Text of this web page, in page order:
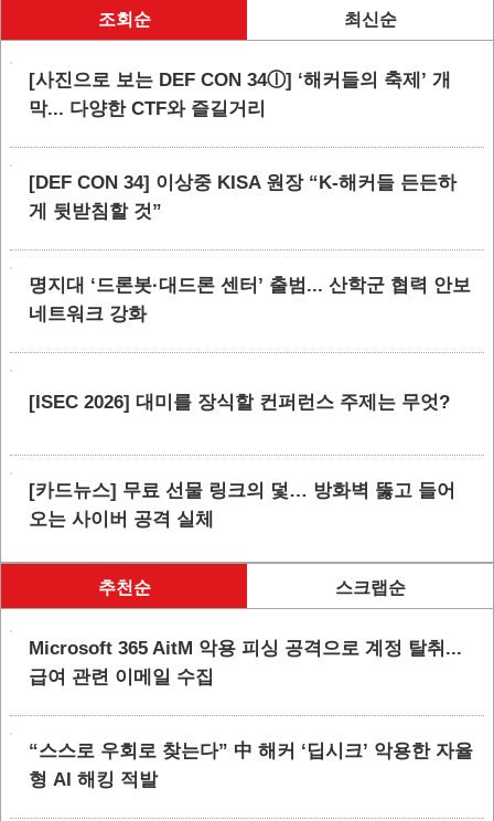
조회순 최신순
[사진으로 보는 DEF CON 34ⓛ] ‘해커들의 축제’ 개
막... 다양한 CTF와 즐길거리
[DEF CON 34] 이상중 KISA 원장 “K-해커들 든든하
게 뒷받침할 것”
명지대 ‘드론봇·대드론 센터’ 출범... 산학군 협력 안보
네트워크 강화
[ISEC 2026] 대미를 장식할 컨퍼런스 주제는 무엇?
[카드뉴스] 무료 선물 링크의 덫… 방화벽 뚫고 들어
오는 사이버 공격 실체
추천순 스크랩순
Microsoft 365 AitM 악용 피싱 공격으로 계정 탈취...
급여 관련 이메일 수집
“스스로 우회로 찾는다” 中 해커 ‘딥시크’ 악용한 자율
형 AI 해킹 적발